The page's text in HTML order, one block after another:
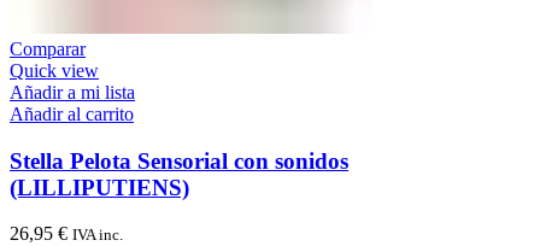
Comparar
Quick view
Añadir a mi lista
Añadir al carrito
Stella Pelota Sensorial con sonidos
(LILLIPUTIENS)
26,95 € IVA inc.